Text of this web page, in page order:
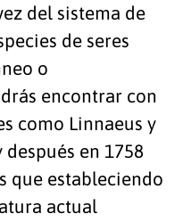
del sistema de
de seres
o
encontrar con
como Linnaeus y
después en 1758
que estableciendo
actual